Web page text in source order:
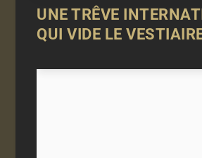
UNE TRÊVE
QUI VIDE LE